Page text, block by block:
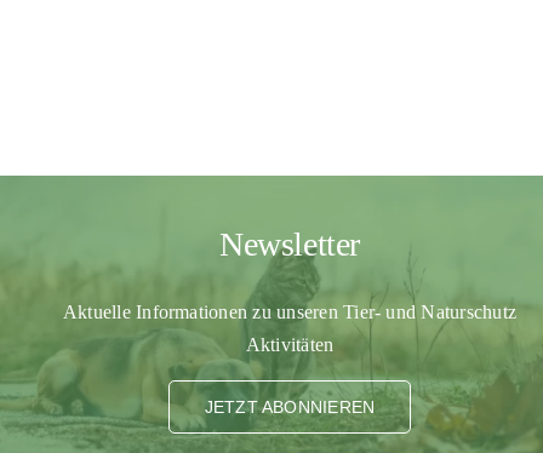
Newsletter
Aktuelle Informationen zu unseren Tier- und Naturschutz
Aktivitäten
JETZT ABONNIEREN